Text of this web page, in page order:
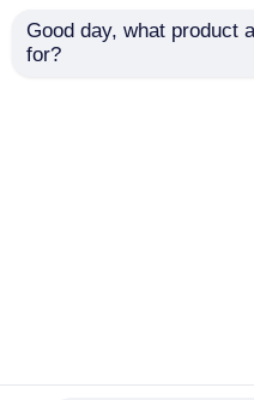
Good day, what product
for?